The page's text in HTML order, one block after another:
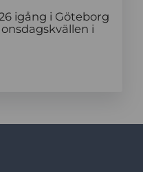
igång i Göteborg
i